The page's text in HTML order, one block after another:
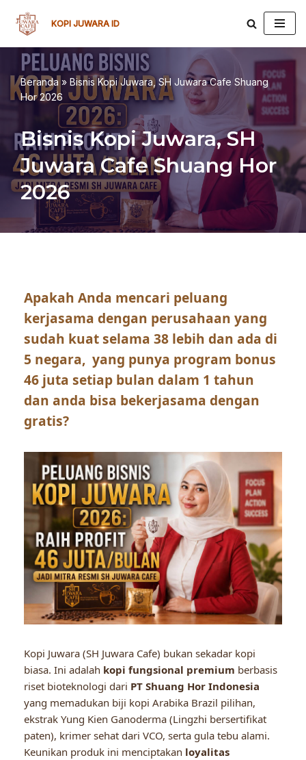
Lompat
konten
KOPI JUWARA ID
Beranda » Bisnis Kopi Juwara, SH Juwara Cafe Shuang
Hor 2026
Bisnis Kopi Juwara, SH
Juwara Cafe Shuang Hor
2026
Apakah Anda mencari peluang
kerjasama dengan perusahaan yang
sudah kuat selama 38 lebih dan ada di
5 negara, yang punya program bonus
46 juta setiap bulan dalam 1 tahun
dan anda bisa bekerjasama dengan
gratis?
Kopi Juwara (SH Juwara Cafe) bukan sekadar kopi
biasa. Ini adalah kopi fungsional premium berbasis
riset bioteknologi dari PT Shuang Hor Indonesia
yang memadukan biji kopi Arabika Brazil pilihan,
ekstrak Yung Kien Ganoderma (Lingzhi bersertifikat
paten), krimer sehat dari VCO, serta gula tebu alami.
Keunikan produk ini menciptakan loyalitas